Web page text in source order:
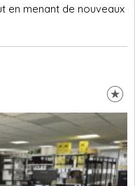
en menant de nouveaux